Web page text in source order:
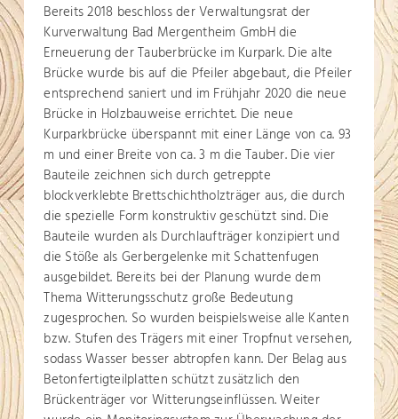
Bereits 2018 beschloss der Verwaltungsrat der
Kurverwaltung Bad Mergentheim GmbH die
Erneuerung der Tauberbrücke im Kurpark. Die alte
Brücke wurde bis auf die Pfeiler abgebaut, die Pfeiler
entsprechend saniert und im Frühjahr 2020 die neue
Brücke in Holzbauweise errichtet. Die neue
Kurparkbrücke überspannt mit einer Länge von ca. 93
m und einer Breite von ca. 3 m die Tauber. Die vier
Bauteile zeichnen sich durch getreppte
blockverklebte Brettschichtholzträger aus, die durch
die spezielle Form konstruktiv geschützt sind. Die
Bauteile wurden als Durchlaufträger konzipiert und
die Stöße als Gerbergelenke mit Schattenfugen
ausgebildet. Bereits bei der Planung wurde dem
Thema Witterungsschutz große Bedeutung
zugesprochen. So wurden beispielsweise alle Kanten
bzw. Stufen des Trägers mit einer Tropfnut versehen,
sodass Wasser besser abtropfen kann. Der Belag aus
Betonfertigteilplatten schützt zusätzlich den
Brückenträger vor Witterungseinflüssen. Weiter